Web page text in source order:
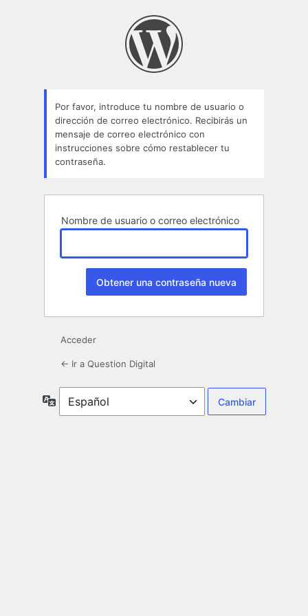
Por favor, introduce tu nombre de usuario o
dirección de correo electrónico. Recibirás un
mensaje de correo electrónico con
instrucciones sobre cómo restablecer tu
contraseña.
Nombre de usuario o correo electrónico
Acceder
← Ir a Question Digital
Idioma